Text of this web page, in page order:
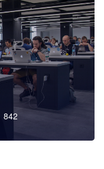
842